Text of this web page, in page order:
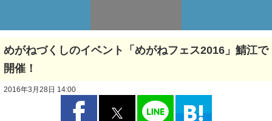
めがねづくしのイベント「めがねフェス2016」鯖江で
開催！
2016年3月28日 14:00